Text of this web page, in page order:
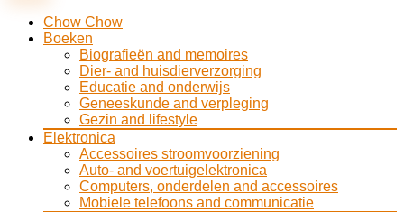
Chow Chow
Boeken
Biografieën and memoires
Dier- and huisdierverzorging
Educatie and onderwijs
Geneeskunde and verpleging
Gezin and lifestyle
Elektronica
Accessoires stroomvoorziening
Auto- and voertuigelektronica
Computers, onderdelen and accessoires
Mobiele telefoons and communicatie